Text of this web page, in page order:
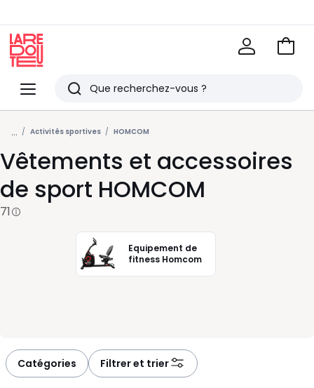
Menu
Redoute
Rechercher
Derniers
articles
vus
Voir
... Activités sportives HOMCOM
Vêtements et accessoires
de sport HOMCOM
71
Equipement de
fitness Homcom
Catégories Filtrer et trier